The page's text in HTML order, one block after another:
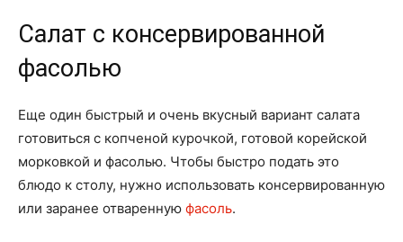
Салат с консервированной
фасолью
Еще один быстрый и очень вкусный вариант салата
готовиться с копченой курочкой, готовой корейской
морковкой и фасолью. Чтобы быстро подать это
блюдо к столу, нужно использовать консервированную
или заранее отваренную фасоль.